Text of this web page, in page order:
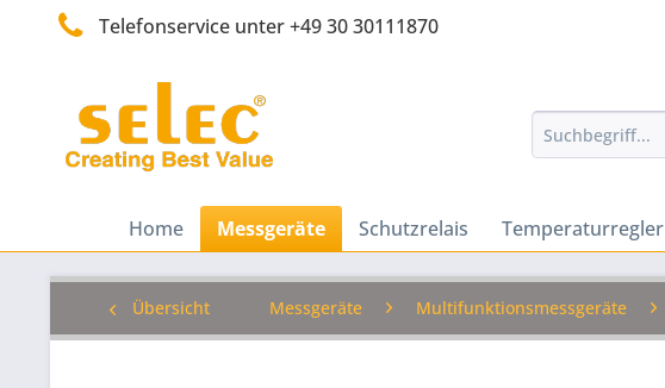
Telefonservice unter +49 30 30111870
Home Messgeräte Schutzrelais Temperaturregler
Übersicht Messgeräte Multifunktionsmessgeräte